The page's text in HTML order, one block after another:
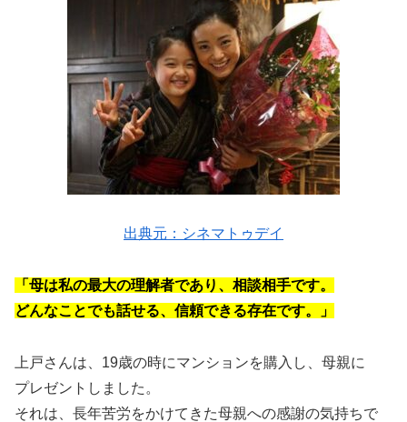
出典元：シネマトゥデイ
「母は私の最大の理解者であり、相談相手です。
どんなことでも話せる、信頼できる存在です。」
上戸さんは、19歳の時にマンションを購入し、母親に
プレゼントしました。
それは、長年苦労をかけてきた母親への感謝の気持ちで